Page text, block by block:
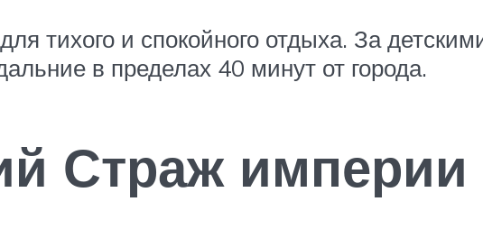
тихого и спокойного отдыха. За
в пределах 40 минут от города.
Страж империи